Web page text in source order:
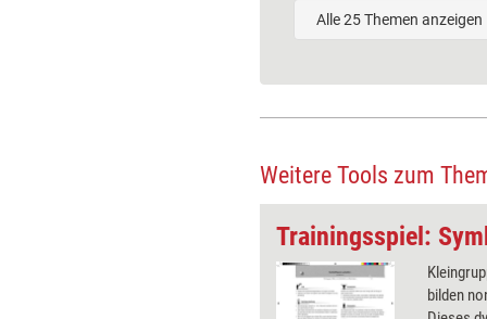
Alle 25 Themen anzeigen
Weitere Tools zum
bilden